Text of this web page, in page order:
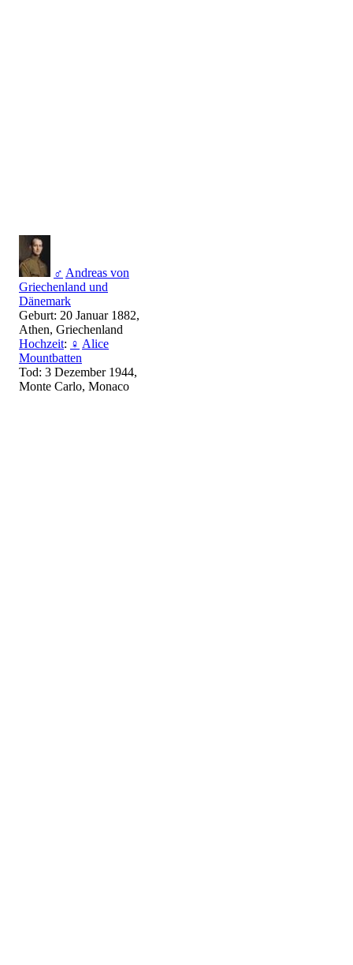
♂ Andreas von
Griechenland und
Dänemark
Geburt: 20 Januar 1882,
Athen, Griechenland
Hochzeit: ♀ Alice
Mountbatten
Tod: 3 Dezember 1944,
Monte Carlo, Monaco